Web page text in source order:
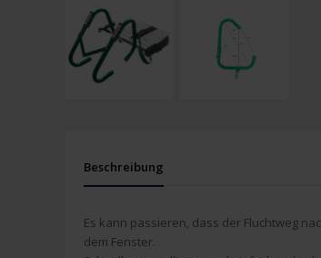
Beschreibung
Es kann passieren, dass der Fluchtweg
dem Fenster.